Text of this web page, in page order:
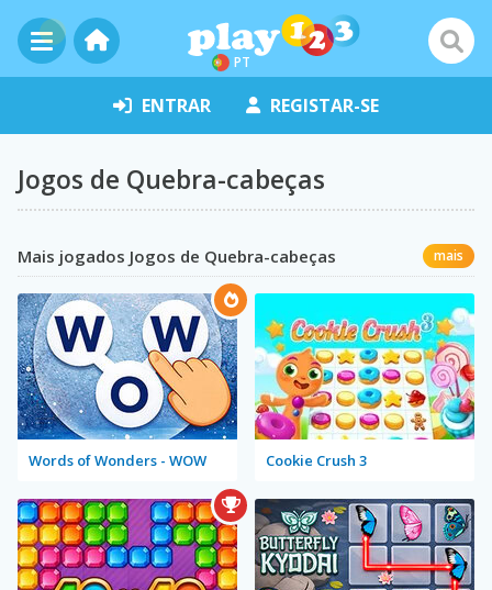
PT
ENTRAR REGISTAR-SE
Jogos de Quebra-cabeças
Mais jogados Jogos de Quebra-cabeças mais
Words of Wonders - WOW Cookie Crush 3